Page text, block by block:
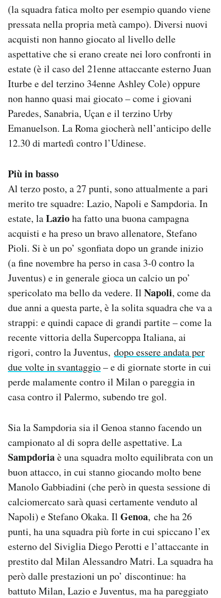
(la squadra fatica molto per esempio quando viene
pressata nella propria metà campo). Diversi nuovi
acquisti non hanno giocato al livello delle
aspettative che si erano create nei loro confronti in
estate (è il caso del 21enne attaccante esterno Juan
Iturbe e del terzino 34enne Ashley Cole) oppure
non hanno quasi mai giocato – come i giovani
Paredes, Sanabria, Uçan e il terzino Urby
Emanuelson. La Roma giocherà nell’anticipo delle
12.30 di martedì contro l’Udinese.
Più in basso
Al terzo posto, a 27 punti, sono attualmente a pari
merito tre squadre: Lazio, Napoli e Sampdoria. In
estate, laLazioha fatto una buona campagna
acquisti e ha preso un bravo allenatore, Stefano
Pioli. Si è un po’ sgonfiata dopo un grande inizio
(a fine novembre ha perso in casa 3-0 contro la
Juventus) e in generale gioca un calcio un po’
spericolato ma bello da vedere. Il Napoli, come da
due anni a questa parte, è la solita squadra che va a
strappi: e quindi capace di grandi partite – come la
recente vittoria della Supercoppa Italiana, ai
rigori, contro la Juventus, dopo essere andata per
due volte in svantaggio– e di giornate storte in cui
perde malamente contro il Milan o pareggia in
casa contro il Palermo, subendo tre gol.
Sia la Sampdoria sia il Genoa stanno facendo un
campionato al di sopra delle aspettative. La
Sampdoriaè una squadra molto equilibrata con un
buon attacco, in cui stanno giocando molto bene
Manolo Gabbiadini (che però in questa sessione di
calciomercato sarà quasi certamente venduto al
Napoli) e Stefano Okaka. Il Genoa, che ha 26
punti, ha una squadra più forte in cui spiccano l’ex
esterno del Siviglia Diego Perotti e l’attaccante in
prestito dal Milan Alessandro Matri. La squadra ha
però dalle prestazioni un po’ discontinue: ha
battuto Milan, Lazio e Juventus, ma ha pareggiato